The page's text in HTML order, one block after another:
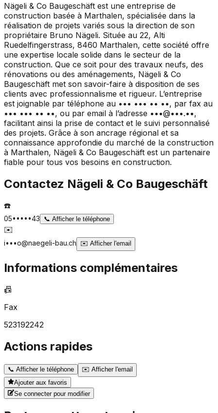
Nägeli & Co Baugeschäft est une entreprise de
construction basée à Marthalen, spécialisée dans la
réalisation de projets variés sous la direction de son
propriétaire Bruno Nägeli. Située au 22, Alti
Ruedelfingerstrass, 8460 Marthalen, cette société offre
une expertise locale solide dans le secteur de la
construction. Que ce soit pour des travaux neufs, des
rénovations ou des aménagements, Nägeli & Co
Baugeschäft met son savoir-faire à disposition de ses
clients avec professionnalisme et rigueur. L’entreprise
est joignable par téléphone au ••• ••• •• ••, par fax au
••• ••• •• ••, ou par email à l’adresse •••@•••.••,
facilitant ainsi la prise de contact et le suivi personnalisé
des projets. Grâce à son ancrage régional et sa
connaissance approfondie du marché de la construction
à Marthalen, Nägeli & Co Baugeschäft est un partenaire
fiable pour tous vos besoins en construction.
Contactez Nägeli & Co Baugeschäft
☎️
05•••••43 📞 Afficher le téléphone
✉️
i•••o@naegeli-bau.ch ✉️ Afficher l'email
Informations complémentaires
📠
Fax
523192242
Actions rapides
📞 Afficher le téléphone ✉️ Afficher l'email
Ajouter aux favoris
Se connecter pour modifier